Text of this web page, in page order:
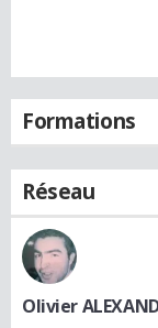
Formations
Réseau
Olivier